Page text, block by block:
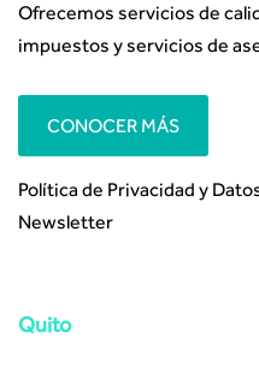
Ofrecemos servicios de
impuestos y servicios de
CONOCER MÁS
Política de Privacidad y
Newsletter
Quito